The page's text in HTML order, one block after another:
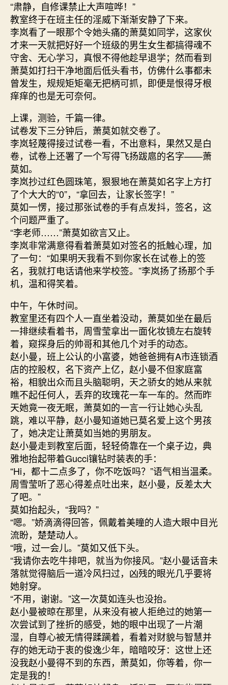
“肃静，自修课禁止大声喧哗！”
教室终于在班主任的淫威下渐渐安静了下来。
李岚看了一眼那个令她头痛的萧莫如同学，这家伙
才来一天就把好好一个班级的男生女生都搞得魂不
守舍、无心学习，真恨不得他趁早退学；然而看到
萧莫如打扫干净地面后低头看书，仿佛什么事都未
曾发生，规规矩矩毫无把柄可抓，即便是恨得牙根
痒痒的也是无可奈何。
上课，测验，千篇一律。
试卷发下三分钟后，萧莫如就交卷了。
李岚轻蔑得接过试卷一看，不出意料，果然又是白
卷，试卷上还署了一个写得飞扬跋扈的名字——萧
莫如。
李岚抄过红色圆珠笔，狠狠地在萧莫如名字上方打
了个大大的“0”，“拿回去，让家长签字！”
莫如一愣，接过那张试卷的手有点发抖，签名，这
个问题严重了。
“李老师……”萧莫如欲言又止。
李岚非常满意得看着萧莫如对签名的抵触心理，加
了一句：“如果明天我看不到你家长在试卷上的签
名，我就打电话请他来学校签。”李岚扬了扬那个手
机，温和得笑着。
中午，午休时间。
教室里还有四个人一直坐着没动，萧莫如坐在最后
一排继续看着书，周雪莹拿出一面化妆镜左右旋转
着，窥探身后的帅哥和其他几个对手的动态。
赵小曼，班上公认的小富婆，她爸爸拥有A市连锁酒
店的控股权，名下资产上亿，赵小曼不但家庭富
裕，相貌出众而且头脑聪明，天之骄女的她从来就
瞧不起任何人，丢弃的玫瑰花一车一车的。然而昨
天她竟一夜无眠，萧莫如的一言一行让她心头乱
跳，难以平静，赵小曼知道她已莫名爱上这个男孩
了，她决定让萧莫如当她的男朋友。
赵小曼走到教室后面，轻轻倚靠在一个桌子边，典
雅地抬起带着Gucci镶钻时装表的手：
“Hi，都十二点多了，你不吃饭吗？”语气相当温柔。
周雪莹听了恶心得差点吐出来，赵小曼，反差太大
了吧。”
莫如抬起头，“我吗？”
“嗯。”娇滴滴得回答，佩戴着美瞳的人造大眼中目光
流盼，楚楚动人。
“哦，过一会儿。”莫如又低下头。
“我请你去吃牛排吧，就当为你接风。”赵小曼话音未
落就觉得脑后一道冷风扫过，凶残的眼光几乎要将
她射穿。
“不用，谢谢。”这一次莫如连头也没抬。
赵小曼被晾在那里，从来没有被人拒绝过的她第一
次尝试到了挫折的感受，她的眼中出现了一片潮
湿，自尊心被无情得蹂躏着，看着对财貌与智慧并
存的她无动于衷的俊逸少年，暗暗咬牙：这世上还
没我赵小曼得不到的东西，萧莫如，你等着，你一
定是我的！